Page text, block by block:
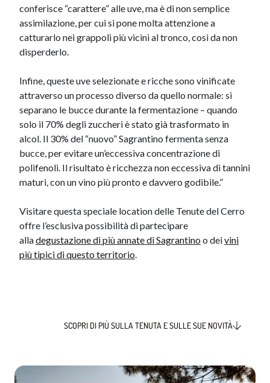
conferisce “carattere” alle uve, ma è di non semplice
assimilazione, per cui si pone molta attenzione a
catturarlo nei grappoli più vicini al tronco, così da non
disperderlo.
Infine, queste uve selezionate e ricche sono vinificate
attraverso un processo diverso da quello normale: si
separano le bucce durante la fermentazione – quando
solo il 70% degli zuccheri è stato già trasformato in
alcol. Il 30% del “nuovo” Sagrantino fermenta senza
bucce, per evitare un’eccessiva concentrazione di
polifenoli. Il risultato è ricchezza non eccessiva di tannini
maturi, con un vino più pronto e davvero godibile.”
Visitare questa speciale location delle Tenute del Cerro
offre l’esclusiva possibilità di partecipare
alladegustazione di più annate di Sagrantino o deivini
più tipici di questo territorio.
SCOPRI DI PIÙ SULLA TENUTA E SULLE SUE NOVITÀ